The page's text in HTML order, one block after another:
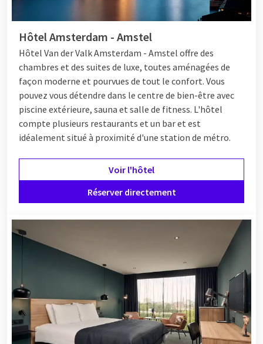
Hôtel Amsterdam - Amstel
Hôtel Van der Valk Amsterdam - Amstel offre des
chambres et des suites de luxe, toutes aménagées de
façon moderne et pourvues de tout le confort. Vous
pouvez vous détendre dans le centre de bien-être avec
piscine extérieure, sauna et salle de fitness. L'hôtel
compte plusieurs restaurants et un bar et est
idéalement situé à proximité d'une station de métro.
Voir l'hôtel
Réserver directement